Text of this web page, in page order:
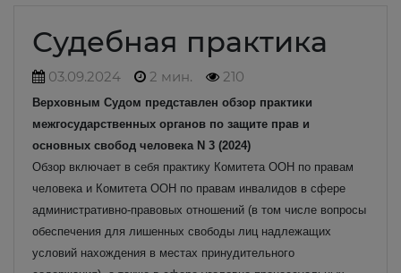
Судебная практика
03.09.2024 2 мин. 210
Верховным Судом представлен обзор практики
межгосударственных органов по защите прав и
основных свобод человека N 3 (2024)
Обзор включает в себя практику Комитета ООН по правам
человека и Комитета ООН по правам инвалидов в сфере
административно-правовых отношений (в том числе вопросы
обеспечения для лишенных свободы лиц надлежащих
условий нахождения в местах принудительного